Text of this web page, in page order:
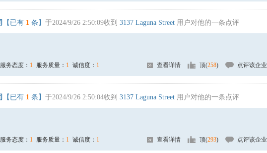
【已有 1 条】 于2024/9/26 2:50:09收到 3137 Laguna Street 用户对他的一条点评
服务态度： 1 服务质量： 1 诚信度： 1 查看详情 顶(258) 点评该企业
【已有 1 条】 于2024/9/26 2:50:04收到 3137 Laguna Street 用户对他的一条点评
服务态度： 1 服务质量： 1 诚信度： 1 查看详情 顶(293) 点评该企业